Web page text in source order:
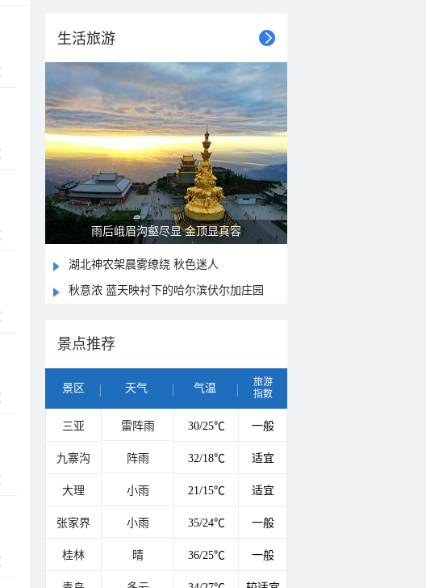
生活旅游
山水扇面：秋红点缀颐和园西堤
湖北神农架晨雾缭绕 秋色迷人
秋意浓 蓝天映衬下的哈尔滨伏尔加庄园
景点推荐
景区 天气 气温
旅游
指数
三亚 雷阵雨 30/25℃ 一般
九寨沟 阵雨 32/18℃ 适宜
大理 小雨 21/15℃ 适宜
张家界 小雨 35/24℃ 一般
桂林 晴 36/25℃ 一般